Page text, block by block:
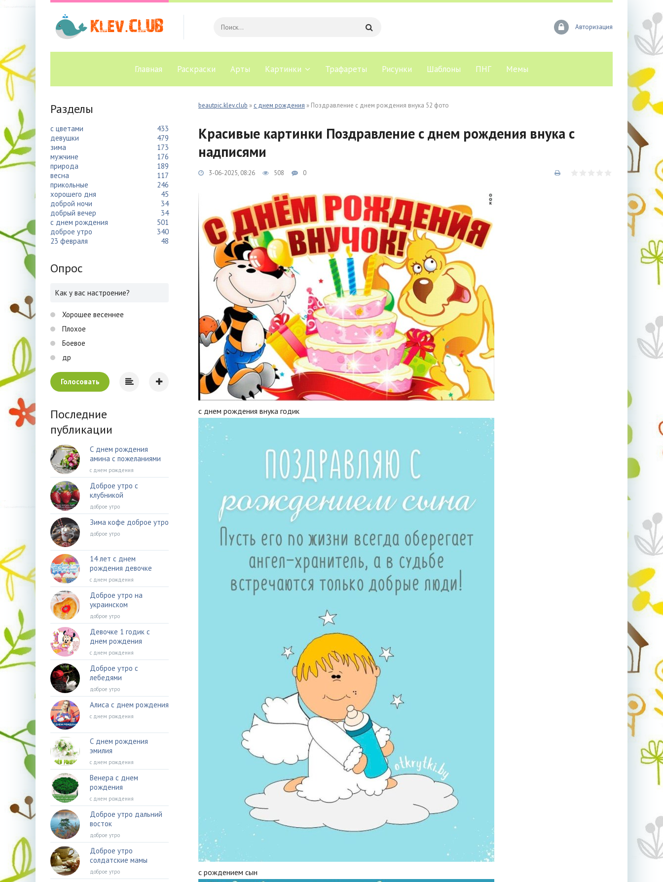
Авторизация
Главная Раскраски Арты Картинки Трафареты Рисунки Шаблоны ПНГ Мемы
beautpic.klev.club » с днем рождения » Поздравление с днем рождения внука 52 фото
Красивые картинки Поздравление с днем рождения внука с
надписями
3-06-2025, 08:26 508 0
с днем рождения внука годик
с рождением сын
Разделы
с цветами
433
девушки
479
зима
173
мужчине
176
природа
189
весна
117
прикольные
246
хорошего дня
45
доброй ночи
34
добрый вечер
34
с днем рождения
501
доброе утро
340
23 февраля
48
Опрос
Как у вас настроение?
Хорошее весеннее
Плохое
Боевое
др
Голосовать
Последние
публикации
С днем рождения
амина с пожеланиями
с днем рождения
Доброе утро с
клубникой
доброе утро
Зима кофе доброе утро
доброе утро
14 лет с днем
рождения девочке
с днем рождения
Доброе утро на
украинском
доброе утро
Девочке 1 годик с
днем рождения
с днем рождения
Доброе утро с
лебедями
доброе утро
Алиса с днем рождения
с днем рождения
С днем рождения
эмилия
с днем рождения
Венера с днем
рождения
с днем рождения
Доброе утро дальний
восток
доброе утро
Доброе утро
солдатские мамы
доброе утро